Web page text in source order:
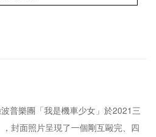
普樂團「我是機車少女」於2021三
封面照片呈現了一個剛互毆完、四